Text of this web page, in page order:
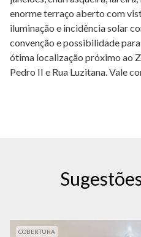
enorme terraço aberto com
iluminação e incidência solar
convenção e possibilidade
ótima localização próximo ao
Pedro II e Rua Luzitana. Vale
COBERTURA